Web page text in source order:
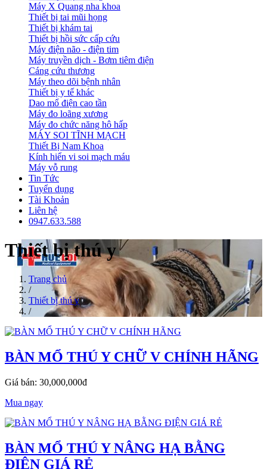
Máy X Quang nha khoa
Thiết bị tai mũi họng
Thiết bị khám tai
Thiết bị hồi sức cấp cứu
Máy điện não - điện tim
Máy truyền dịch - Bơm tiêm điện
Cáng cứu thương
Máy theo dõi bệnh nhân
Thiết bị y tế khác
Dao mổ điện cao tần
Máy đo loãng xương
Máy đo chức năng hô hấp
MÁY SOI TĨNH MẠCH
Thiết Bị Nam Khoa
Kính hiển vi soi mạch máu
Máy vỗ rung
Tin Tức
Tuyển dụng
Tài Khoản
Liên hệ
0947.633.588
Thiết bị thú y
Trang chủ
/
Thiết bị thú y
/
BÀN MỔ THÚ Y CHỮ V CHÍNH HÃNG
Giá bán: 30,000,000đ
Mua ngay
BÀN MỔ THÚ Y NÂNG HẠ BẰNG
ĐIỆN GIÁ RẺ